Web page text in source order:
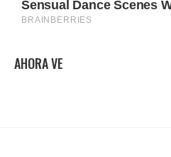
AHORA VE